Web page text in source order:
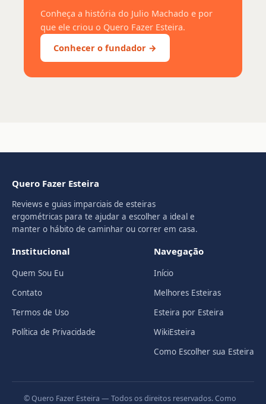
Conheça a história do Julio Machado e por
que ele criou o Quero Fazer Esteira.
Conhecer o fundador →
Quero Fazer Esteira
Reviews e guias imparciais de esteiras
ergométricas para te ajudar a escolher a ideal e
manter o hábito de caminhar ou correr em casa.
Institucional
Quem Sou Eu
Contato
Termos de Uso
Política de Privacidade
Navegação
Início
Melhores Esteiras
Esteira por Esteira
WikiEsteira
Como Escolher sua Esteira
© Quero Fazer Esteira — Todos os direitos reservados. Como